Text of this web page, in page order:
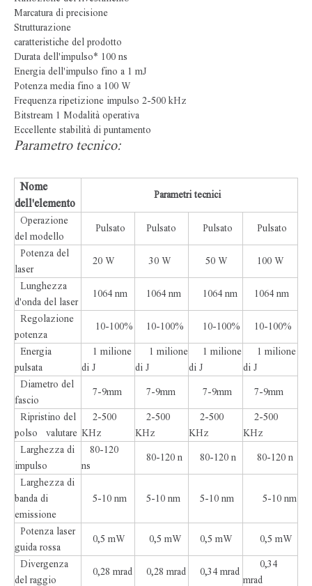
Marcatura di precisione
Strutturazione
caratteristiche del prodotto
Durata dell'impulso* 100 ns
Energia dell'impulso fino a 1 mJ
Potenza media fino a 100 W
Frequenza ripetizione impulso 2-500 kHz
Bitstream 1 Modalità operativa
Eccellente stabilità di puntamento
Parametro tecnico:
Nome
dell'elemento
Parametri tecnici
Operazione
del modello
Pulsato Pulsato Pulsato Pulsato
Potenza del
laser
20 W 30 W 50 W 100 W
Lunghezza
d'onda del laser
1064 nm 1064 nm 1064 nm 1064 nm
Regolazione
potenza
10-100% 10-100% 10-100% 10-100%
Energia
pulsata
1 milione
di J
1 milione
di J
1 milione
di J
1 milione
di J
Diametro del
fascio
7-9mm 7-9mm 7-9mm 7-9mm
Ripristino del
polso valutare
2-500
KHz
2-500
KHz
2-500
KHz
2-500
KHz
Larghezza di
impulso
80-120
ns
80-120 n 80-120 n 80-120 n
Larghezza di
banda di
emissione
5-10 nm 5-10 nm 5-10 nm 5-10 nm
Potenza laser
guida rossa
0,5 mW 0,5 mW 0,5 mW 0,5 mW
Divergenza
del raggio
0,28 mrad 0,28 mrad 0,34 mrad
0,34
mrad